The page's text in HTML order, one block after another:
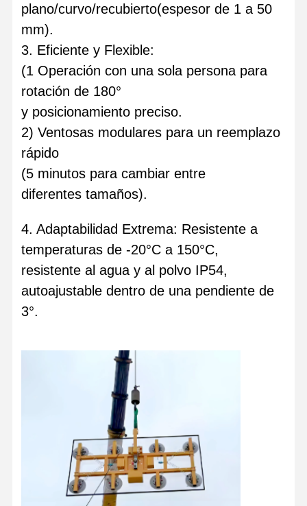
plano/curvo/recubierto(espesor de 1 a 50
mm).
3. Eficiente y Flexible:
(1 Operación con una sola persona para
rotación de 180°
y posicionamiento preciso.
2) Ventosas modulares para un reemplazo
rápido
(5 minutos para cambiar entre
diferentes tamaños).
4. Adaptabilidad Extrema: Resistente a
temperaturas de -20°C a 150°C,
resistente al agua y al polvo IP54,
autoajustable dentro de una pendiente de
3°.